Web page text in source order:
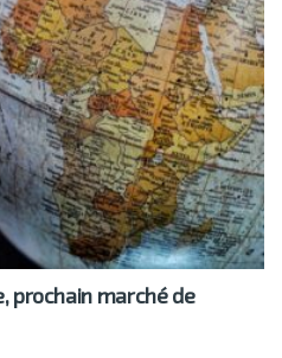
prochain marché de